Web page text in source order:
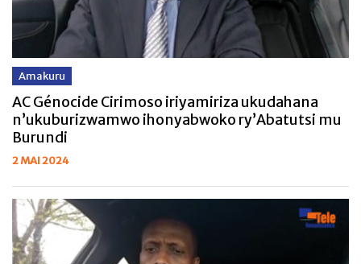
Amakuru
AC Génocide Cirimoso iriyamiriza ukudahana
n’ukuburizwamwo ihonyabwoko ry’Abatutsi mu
Burundi
2 MAI 2024